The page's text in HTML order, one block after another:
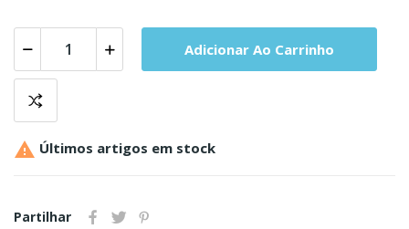
Adicionar Ao Carrinho
 Últimos artigos em stock
Partilhar